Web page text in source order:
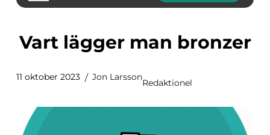
Vart lägger man bronzer
11 oktober 2023 Jon Larsson
Redaktionel